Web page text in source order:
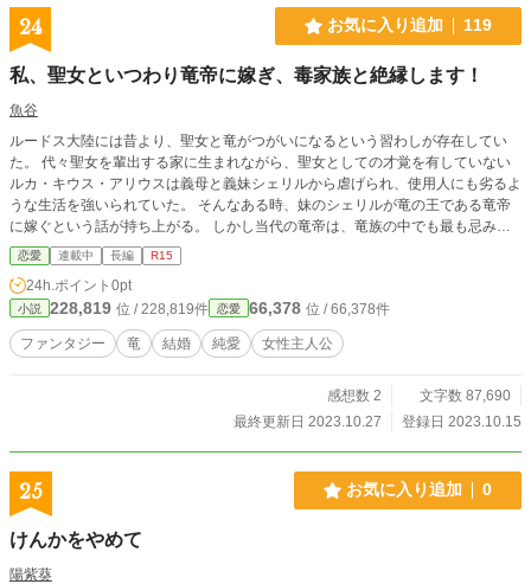
24 お気に入り追加 119
私、聖女といつわり竜帝に嫁ぎ、毒家族と絶縁します！
魚谷
ルードス大陸には昔より、聖女と竜がつがいになるという習わしが存在してい
た。 代々聖女を輩出する家に生まれながら、聖女としての才覚を有していない
ルカ・キウス・アリウスは義母と義妹シェリルから虐げられ、使用人にも劣るよ
うな生活を強いられていた。 そんなある時、妹のシェリルが竜の王である竜帝
に嫁ぐという話が持ち上がる。 しかし当代の竜帝は、竜族の中でも最も忌み嫌
われる存在だった。 聖女であることを偽り、黒き竜の元へ嫁ぐ。 もしばれ
れば、良くて追放、最悪、殺されるかもしれない。 （殺される…………） ビ
ビるルカだが、 （それって、今の扱いとどう違うの？） そのことに気づいたル
カは現状が地獄なら、今の生活から脱出できるなら、偽の聖女でもなんでもなっ
てやる！と割り切り、竜帝に嫁ぐことを決めた。 ※Ｒ１５は念のための設定で
す ※カクヨム、なろうでも連載中です
恋愛 連載中 長編 R15
24h.ポイント 0pt
小説 228,819 位 / 228,819件 恋愛 66,378 位 / 66,378件
ファンタジー 竜 結婚 純愛 女性主人公
感想数 2
文字数 87,690
最終更新日 2023.10.27
登録日 2023.10.15
25 お気に入り追加 0
けんかをやめて
陽紫葵